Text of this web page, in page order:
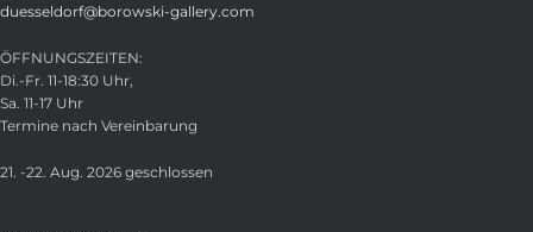
duesseldorf@borowski-gallery.com
ÖFFNUNGSZEITEN:
Di.-Fr. 11-18:30 Uhr,
Sa. 11-17 Uhr
Termine nach Vereinbarung
21. -22. Aug. 2026 geschlossen